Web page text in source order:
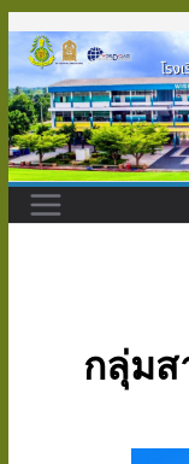
กลุ่มส